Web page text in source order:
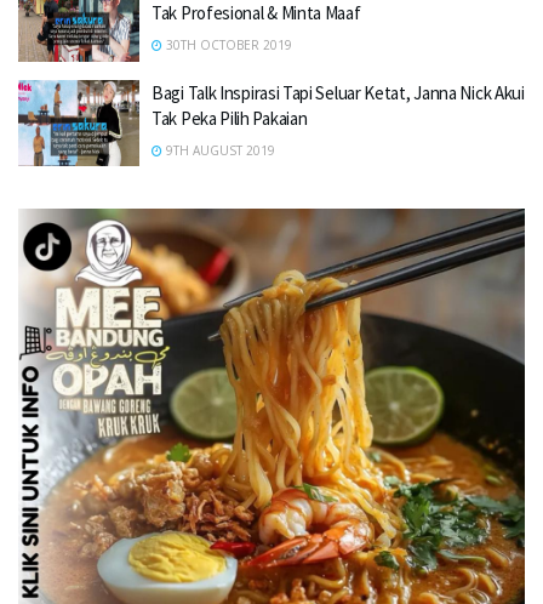
Tak Profesional & Minta Maaf
30TH OCTOBER 2019
Bagi Talk Inspirasi Tapi Seluar Ketat, Janna Nick Akui
Tak Peka Pilih Pakaian
9TH AUGUST 2019